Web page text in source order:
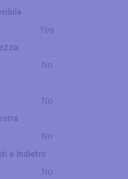
Yes
No
No
No
e Indietro
No